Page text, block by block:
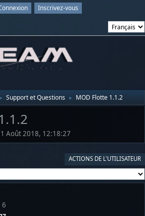
Inscrivez-vous
► Support et Questions ► MOD Flotte 1.1.2
Août 2018, 12:18:27
ACTIONS DE L'UTILISATEUR
6